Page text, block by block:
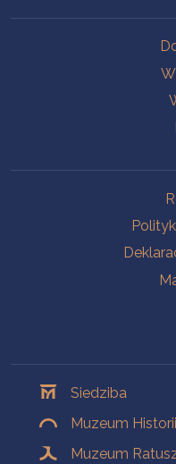
Siedziba
Muzeum
Muzeum